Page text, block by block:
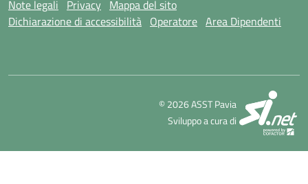
Note legali Privacy Mappa del sito
Dichiarazione di accessibilità Operatore Area Dipendenti
© 2026 ASST Pavia
Sviluppo a cura di